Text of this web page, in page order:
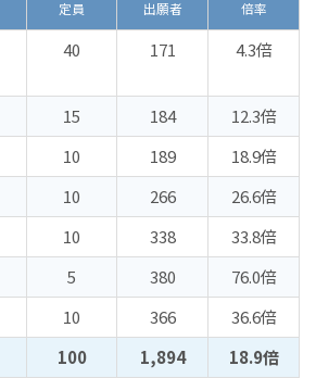
定員 出願者 倍率
40 171 4.3倍
15 184
12.3倍
10 189
18.9倍
10 266
26.6倍
10 338
33.8倍
5 380
76.0倍
10 366
36.6倍
100 1,894 18.9倍